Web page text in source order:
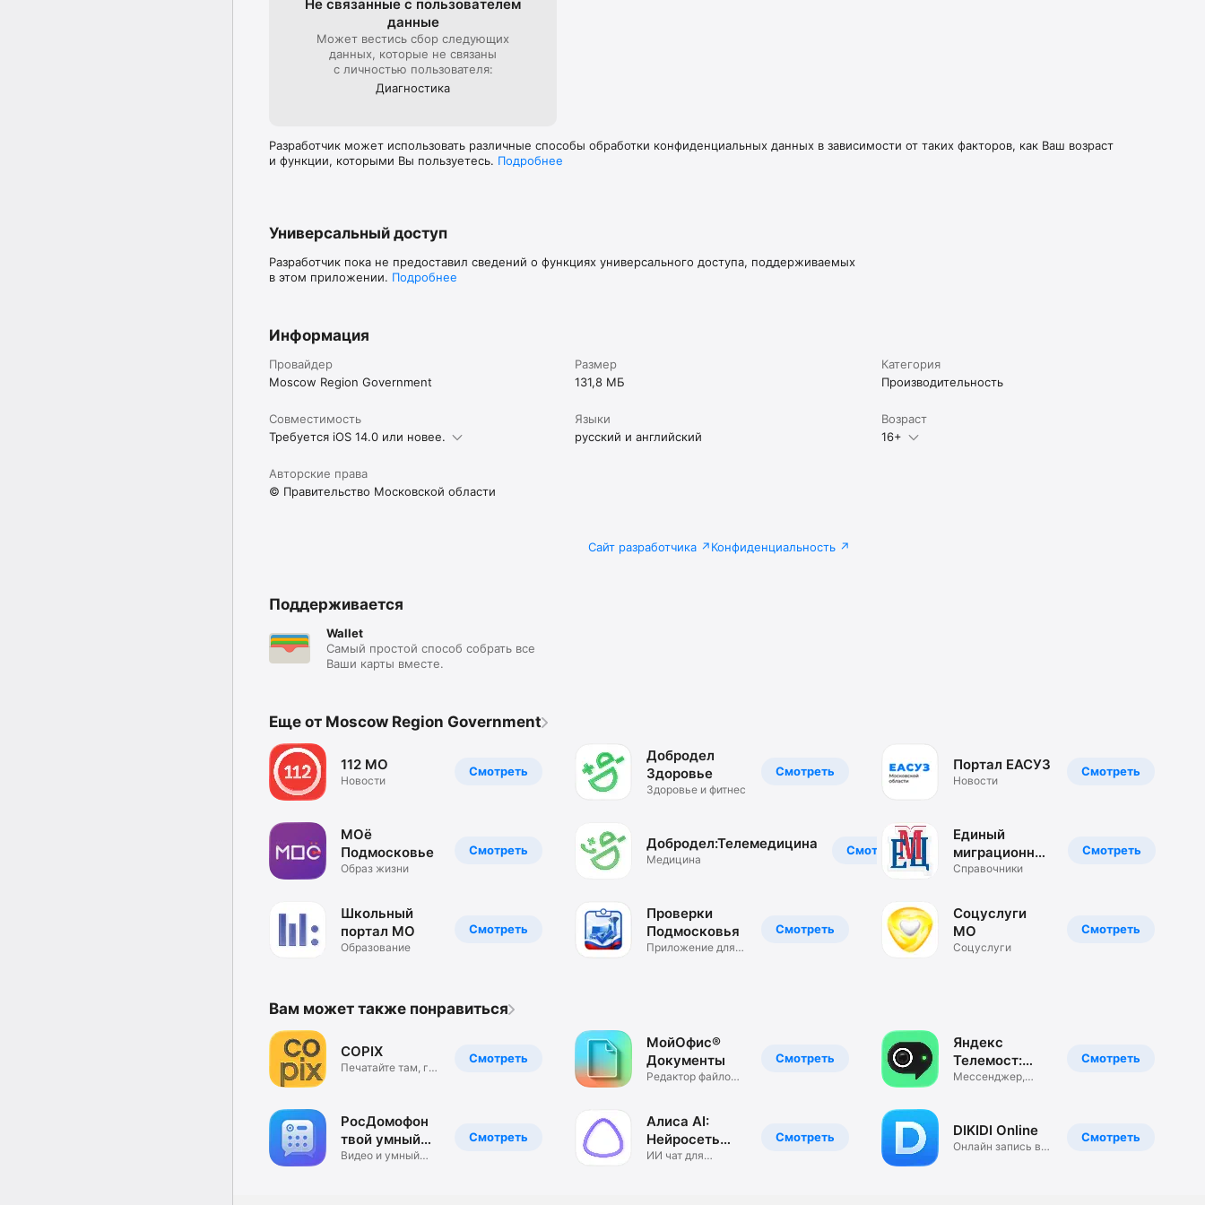
Не связанные с пользова­телем
данные
Может вестись сбор следующих
данных, которые не связаны
с личностью пользователя:
Диагностика
Разработчик может использовать различные способы обработки конфиденциальных данных в зависимости от таких факторов, как Ваш возраст
и функции, которыми Вы пользуетесь. Подробнее
Универсальный доступ
Разработчик пока не предоставил сведений о функциях универсального доступа, поддерживаемых
в этом приложении. Подробнее
Информация
Провайдер
Moscow Region Government
Размер
131,8 МБ
Категория
Производительность
Совместимость
Требуется iOS 14.0 или новее.
Языки
русский и английский
Возраст
16+
Авторские права
© Правительство Московской области
Сайт разработчика Конфиденциальность
Поддерживается
Wallet
Самый простой способ собрать все
Ваши карты вместе.
Еще от Moscow Region Government
Смотреть
112 МО
Новости
Смотреть
МОё
Подмосковье
Образ жизни
Смотреть
Школьный
портал МО
Образование
Смотреть
Добродел
Здоровье
Здоровье и фитнес
Смотреть
Добродел:Телемедицина
Медицина
Смотреть
Проверки
Подмосковья
Приложение для
Смотреть
Портал ЕАСУЗ
Новости
Смотреть
Единый
миграционный
центр МО
Справочники
Смотреть
Соцуслуги
МО
Соцуслуги
Вам может также понравиться
Смотреть
COPIX
Печатайте там, где
Смотреть
РосДомофон
твой умный
дом
Видео и умный
Смотреть
МойОфис®
Документы
Редактор файлов и
Смотреть
Алиса AI:
Нейросеть
Яндекса
ИИ чат для
Смотреть
Яндекс
Телемост:
Звонки и
Мессенджер,
Смотреть
DIKIDI Online
Онлайн запись в